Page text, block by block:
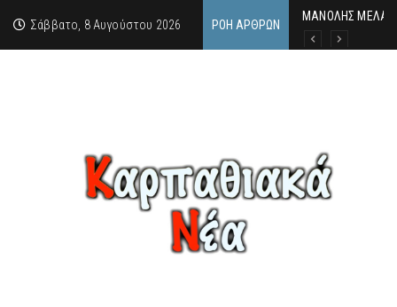
Σάββατο, 8 Αυγούστου 2026 ΡΟΉ ΆΡΘΡΩΝ
MΑΝΟΛΗΣ ΜΕΛΑΣ:
ΕΚΔΗΛΩΣΗ ΤΙΜΗΣ
Κάθε καλοκαίρι